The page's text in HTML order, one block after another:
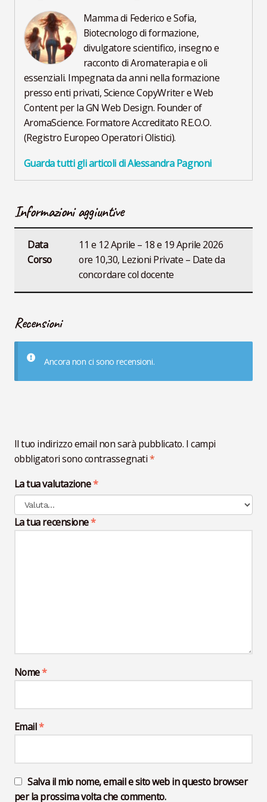
Mamma di Federico e Sofia,
Biotecnologo di formazione,
divulgatore scientifico, insegno e
racconto di Aromaterapia e oli
essenziali. Impegnata da anni nella formazione
presso enti privati, Science CopyWriter e Web
Content per la GN Web Design. Founder of
AromaScience. Formatore Accreditato R.E.O.O.
(Registro Europeo Operatori Olistici).
Guarda tutti gli articoli di Alessandra Pagnoni
Informazioni aggiuntive
Data
Corso
11 e 12 Aprile – 18 e 19 Aprile 2026
ore 10,30, Lezioni Private – Date da
concordare col docente
Recensioni
Ancora non ci sono recensioni.
Il tuo indirizzo email non sarà pubblicato. I campi
obbligatori sono contrassegnati*
La tua valutazione*
La tua recensione*
Nome*
Email*
Salva il mio nome, email e sito web in questo browser
per la prossima volta che commento.